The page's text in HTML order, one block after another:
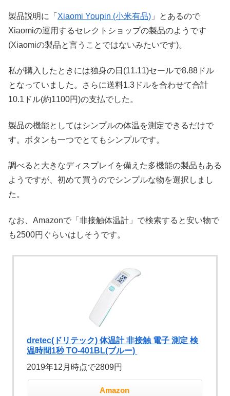
製品説明に「 Xiaomi Youpin (小米有品) 」とあるので
Xiaomiの運用するセレクトショップの製品のようです
(Xiaomiの製品と言うことではないみたいです)。
私が購入したときには独身の日(11.11)セールで8.88ドル
となっていました。さらに送料1.3ドルを合わせて合計
10.1ドル(約1100円)の支払でした。
製品の機能としてはシンプルの体温を測定できるだけで
す。ボタンも一つでとてもシンプルです。
調べると大きなディスプレイを備えた多機能の製品もある
ようですが、初めて買うのでシンプルな物を選択しまし
た。
なお、Amazonで「非接触体温計」で検索すると安い物で
も2500円ぐらいはしそうです。
dretec(ドリテック) 体温計 非接触 電子 測定 検
温時間1秒 TO-401BL(ブルー)
2019年12月時点で2809円
Amazon